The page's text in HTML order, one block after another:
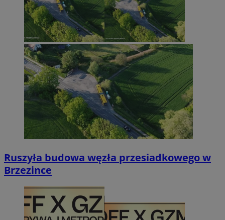
Ruszyła budowa węzła przesiadkowego w
Brzezince